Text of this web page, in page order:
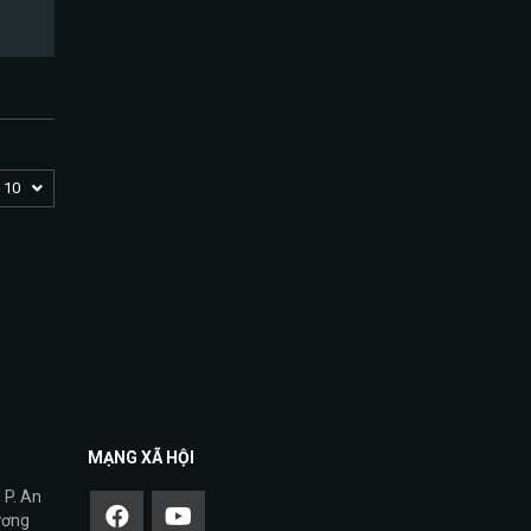
10
An
MẠNG XÃ HỘI